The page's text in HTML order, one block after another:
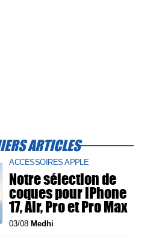
ARTICLES
ACCESSOIRES APPLE
Notre sélection de
coques pour iPhone
17, Air, Pro et Pro Max
03/08 Medhi